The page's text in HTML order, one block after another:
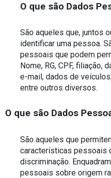
O que são Dados
São aqueles que, juntos
identificar uma pessoa.
pessoais que podem
Nome, RG, CPF, filiação,
e-mail, dados de
entre outros diversos.
O que são Dados
São aqueles que
características pessoais
discriminação.
pessoais sobre origem